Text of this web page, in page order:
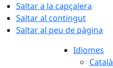
Saltar a la capçalera
Saltar al contingut
Saltar al peu de pàgina
Idiomes
Català